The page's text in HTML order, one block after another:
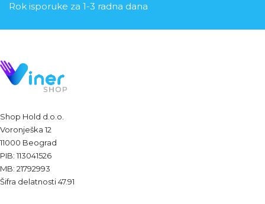
Rok isporuke za 1-3 radna dana
Shop Hold d.o.o.
Voronješka 12
11000 Beograd
PIB: 113041526
MB: 21792993
Šifra delatnosti 47.91